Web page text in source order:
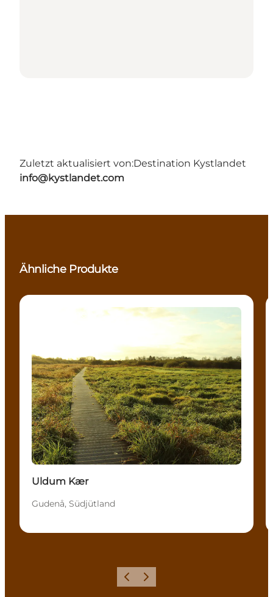
Zuletzt aktualisiert von:Destination Kystlandet
info@kystlandet.com
Ähnliche Produkte
Attraktionen
Uldum Kær
Gudenå, Südjütland
ZurückWeiter